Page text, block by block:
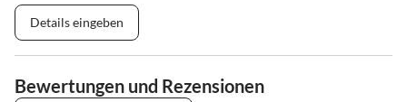
Details eingeben
Bewertungen und Rezensionen